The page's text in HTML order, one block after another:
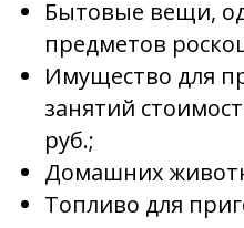
Бытовые вещи,
предметов
Имущество для
занятий
руб.;
Домашних
Топливо для